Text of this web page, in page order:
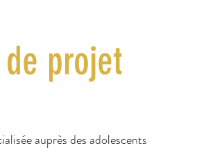
projet
auprès des adolescents